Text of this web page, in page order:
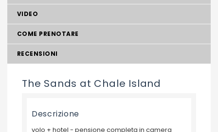
VIDEO
COME PRENOTARE
RECENSIONI
The Sands at Chale Island
Descrizione
volo + hotel - pensione completa in camera